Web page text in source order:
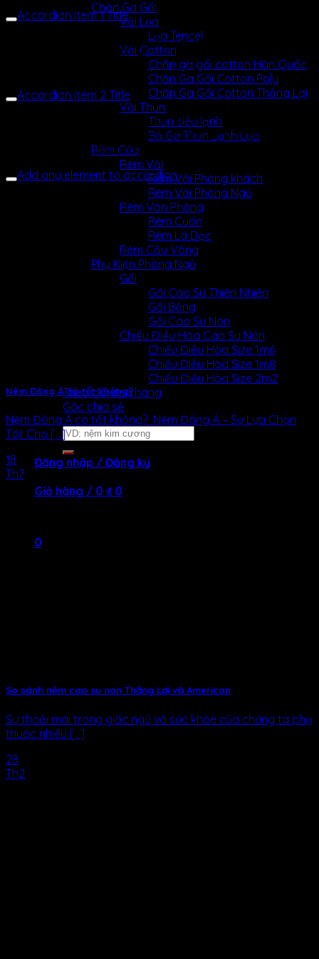
Chăn Ga Gối
Vải Lụa
Lụa Tencel
Vải Cotton
Chăn ga gối cotton Hàn Quốc
Chăn Ga Gối Cotton Poly
Chăn Ga Gối Cotton Thắng Lợi
Vải Thun
Thun siêu lạnh
Bộ Ga Thun Lạnh Lụa
Rèm Cửa
Rèm Vải
Rèm Vải Phòng khách
Rèm Vải Phòng Ngủ
Rèm Văn Phòng
Rèm Cuốn
Rèm Lá Dọc
Rèm Cầu Vồng
Phụ Kiện Phòng Ngủ
Gối
Gối Cao Su Thiên Nhiên
Gối Bông
Gối Cao Su Non
Chiếu Điều Hòa Cao Su Non
Chiếu Điều Hòa Size 1m6
Chiếu Điều Hòa Size 1m8
Chiếu Điều Hòa Size 2m2
Theo dõi đơn hàng
Góc chia sẻ
Tìm
Đăng nhập / Đăng ký
Giỏ hàng / 0 ₫ 0
0
Accordion Item 1 Title
Lorem ipsum dolor sit amet, consectetuer adipiscing elit,
sed diam nonummy nibh euismod tincidunt ut laoreet
dolore magna aliquam erat volutpat.
Accordion Item 2 Title
Lorem ipsum dolor sit amet, consectetuer adipiscing elit,
sed diam nonummy nibh euismod tincidunt ut laoreet
dolore magna aliquam erat volutpat.
Add any element to accordion
Nệm Đông Á có tốt không?
Nệm Đông Á có tốt không? Nệm Đông Á – Sự Lựa Chọn
Tốt Cho [...]
18
Th7
So sánh nệm cao su non Thắng Lợi và American
Sự thoải mái trong giấc ngủ và sức khỏe của chúng ta phụ
thuộc nhiều [...]
28
Th2